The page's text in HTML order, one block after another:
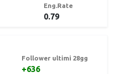
Eng.Rate
0.79
Follower ultimi 28gg
+636